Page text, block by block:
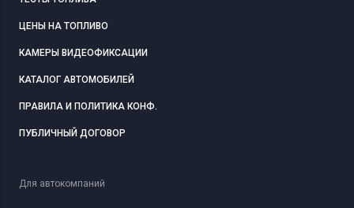
ЦЕНЫ НА ТОПЛИВО
КАМЕРЫ ВИДЕОФИКСАЦИИ
КАТАЛОГ АВТОМОБИЛЕЙ
ПРАВИЛА И ПОЛИТИКА КОНФ.
ПУБЛИЧНЫЙ ДОГОВОР
Для автокомпаний